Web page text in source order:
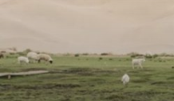
springen